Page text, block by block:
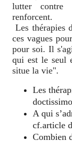
lutter contre
renforcent.
Les thérapies
ces vagues
pour soi. Il
qui est le seul
situe la vie".
Les
A qui
cf.article
Combien